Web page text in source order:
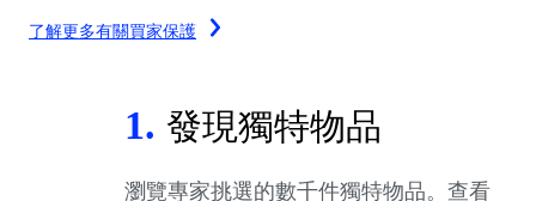
了解更多有關買家保護
1. 發現獨特物品
瀏覽專家挑選的數千件獨特物品。查看